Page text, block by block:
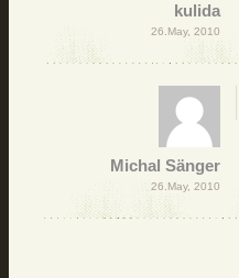
kulida
26.May, 2010
Michal Sänger
26.May, 2010